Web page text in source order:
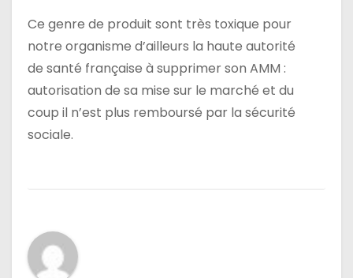
Ce genre de produit sont très toxique pour
notre organisme d’ailleurs la haute autorité
de santé française à supprimer son AMM :
autorisation de sa mise sur le marché et du
coup il n’est plus remboursé par la sécurité
sociale.